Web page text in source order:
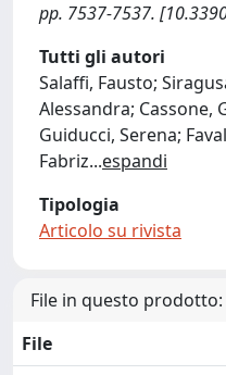
pp. 7537-7537.
Tutti gli autori
Salaffi, Fausto;
Alessandra; Cassone,
Guiducci, Serena;
Fabriz...espandi
Tipologia
Articolo su rivista
File in questo prodotto:
File